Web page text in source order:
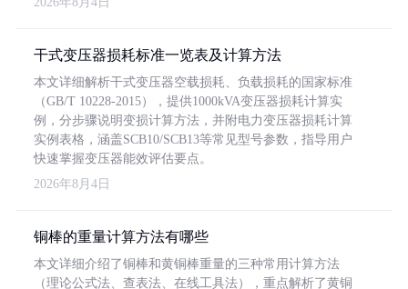
干式变压器损耗标准一览表及计算方法
本文详细解析干式变压器空载损耗、负载损耗的国家标准
（GB/T 10228-2015），提供1000kVA变压器损耗计算实
例，分步骤说明变损计算方法，并附电力变压器损耗计算
实例表格，涵盖SCB10/SCB13等常见型号参数，指导用户
快速掌握变压器能效评估要点。
2026年8月4日
铜棒的重量计算方法有哪些
本文详细介绍了铜棒和黄铜棒重量的三种常用计算方法
（理论公式法、查表法、在线工具法），重点解析了黄铜